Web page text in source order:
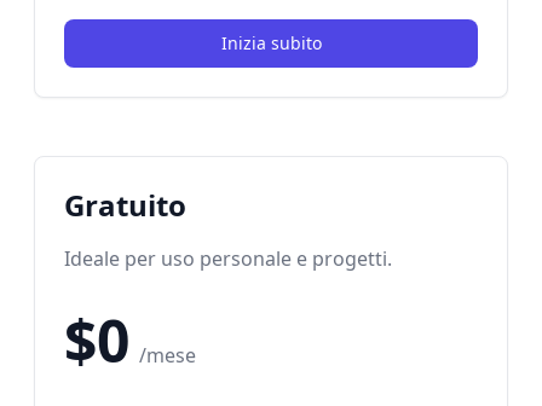
Inizia subito
Gratuito
Ideale per uso personale e progetti.
$0 /mese